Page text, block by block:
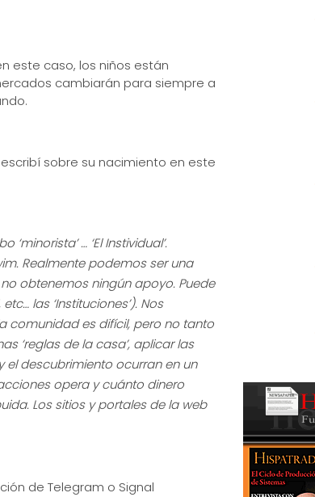
este caso, los niños están
cambiarán para siempre a
sobre su nacimiento en este
… ‘El Instividual’.
Realmente podemos ser una
obtenemos ningún apoyo. Puede
las ‘Instituciones’). Nos
comunidad es difícil, pero no tanto
‘reglas de la casa’, aplicar las
descubrimiento ocurran en un
opera y cuánto dinero
Los sitios y portales de la web
de Telegram o Signal